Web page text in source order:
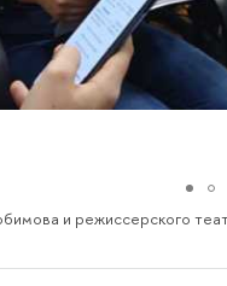
и режиссерского